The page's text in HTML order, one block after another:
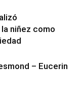
niñez como
– Eucerin